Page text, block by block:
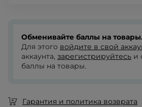
Обменивайте баллы на товары.
Для этого войдите в свой
аккаунта, зарегистрируйтесь и
баллы на товары.
Гарантия и политика возврата